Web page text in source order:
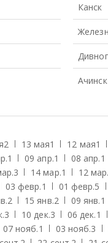
Канск
Ачинск
2 13 мая1 12 мая1
1 09 апр.1 08 апр.1
3 14 мар.1 12 мар.
03 февр.1 01 февр.5
2 15 янв.2 09 янв.1
3 10 дек.3 06 дек.1
07 нояб.1 03 нояб.3